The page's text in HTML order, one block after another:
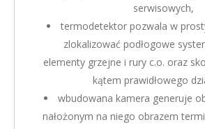
serwisowych,
termodetektor pozwala w
zlokalizować podłogowe
elementy grzejne i rury c.o. oraz
kątem prawidłowego
wbudowana kamera generuje
nałożonym na niego obrazem